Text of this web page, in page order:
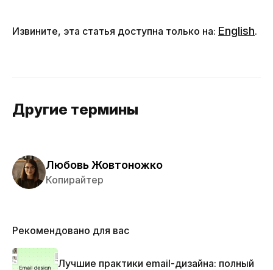
Извините, эта статья доступна только на: English.
Другие термины
Любовь Жовтоножко
Копирайтер
Рекомендовано для вас
Лучшие практики email-дизайна: полный